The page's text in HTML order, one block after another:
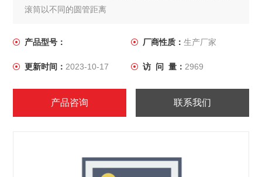
滚筒以不同的圆管距离
产品型号： 厂商性质： 生产厂家
更新时间： 2023-10-17 访 问 量： 2969
产品咨询 联系我们